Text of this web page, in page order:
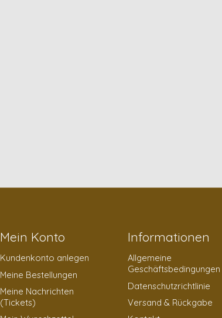
Mein Konto
Kundenkonto anlegen
Meine Bestellungen
Meine Nachrichten
(Tickets)
Informationen
Allgemeine
Geschäftsbedingungen
Datenschutzrichtlinie
Versand & Rückgabe